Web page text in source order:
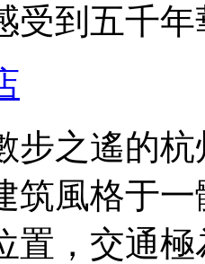
受到五千
步之遙的
筑風格于
置，交通